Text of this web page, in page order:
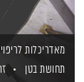
מאדריכלות לריפוי
תחושת בטן